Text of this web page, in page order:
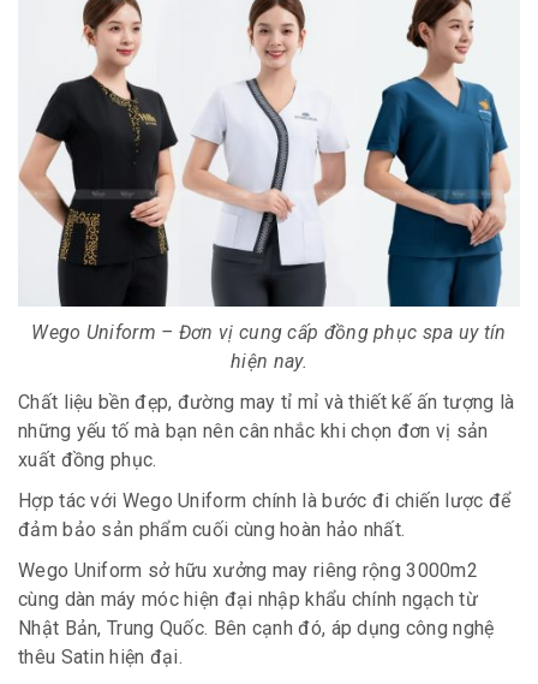
Wego Uniform – Đơn vị cung cấp đồng phục spa uy tín
hiện nay.
Chất liệu bền đẹp, đường may tỉ mỉ và thiết kế ấn tượng là
những yếu tố mà bạn nên cân nhắc khi chọn đơn vị sản
xuất đồng phục.
Hợp tác với Wego Uniform chính là bước đi chiến lược để
đảm bảo sản phẩm cuối cùng hoàn hảo nhất.
Wego Uniform sở hữu xưởng may riêng rộng 3000m2
cùng dàn máy móc hiện đại nhập khẩu chính ngạch từ
Nhật Bản, Trung Quốc. Bên cạnh đó, áp dụng công nghệ
thêu Satin hiện đại.